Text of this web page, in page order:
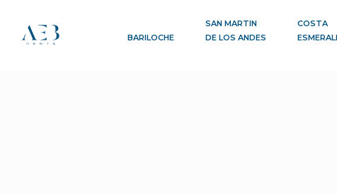
BARILOCHE
SAN MARTIN
DE LOS ANDES
COSTA